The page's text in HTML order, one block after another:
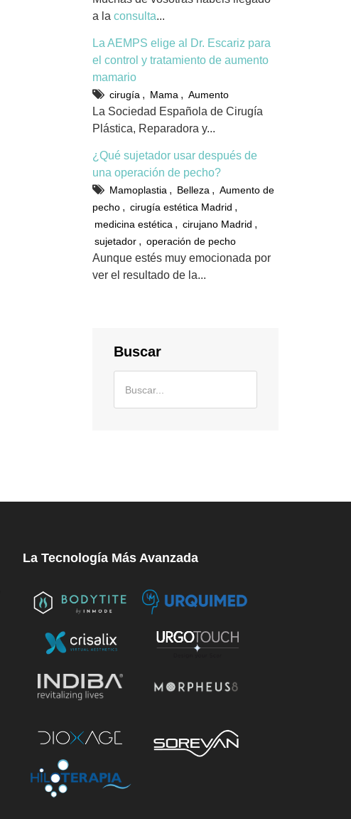
a la consulta...
La AEMPS elige al Dr. Escariz para
el control y tratamiento de aumento
mamario
cirugía , Mama , Aumento
La Sociedad Española de Cirugía
Plástica, Reparadora y...
¿Qué sujetador usar después de
una operación de pecho?
Mamoplastia , Belleza , Aumento de
pecho , cirugía estética Madrid ,
medicina estética , cirujano Madrid ,
sujetador , operación de pecho
Aunque estés muy emocionada por
ver el resultado de la...
Buscar
La Tecnología Más Avanzada